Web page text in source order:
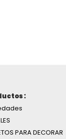
:
PARA DECORAR